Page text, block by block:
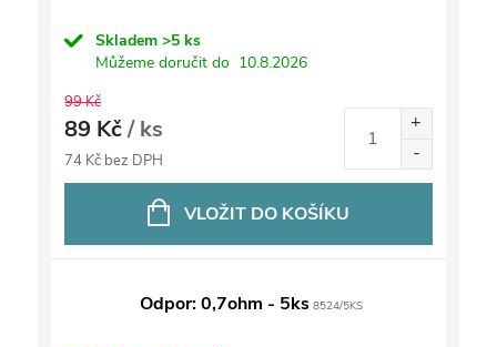
Skladem>5 ks
Můžeme doručit do 10.8.2026
99 Kč
89 Kč/ ks
74 Kč bez DPH
VLOŽIT DO KOŠÍKU
Odpor: 0,7ohm - 5ks 8524/5KS